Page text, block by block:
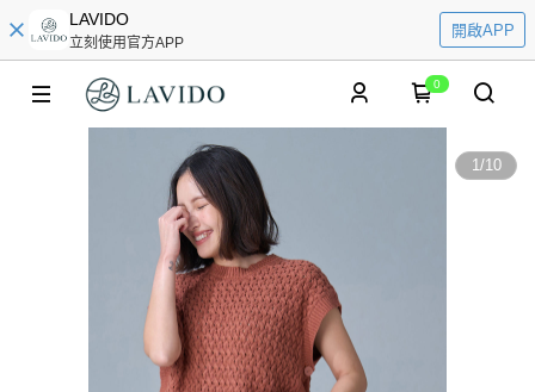
LAVIDO
立刻使用官方APP
開啟APP
0
1/10